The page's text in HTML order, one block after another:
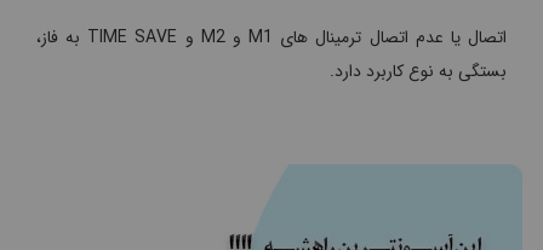
اتصال یا عدم اتصال ترمینال های M1 و M2 و TIME SAVE به فاز،
بستگی به نوع کاربرد دارد.